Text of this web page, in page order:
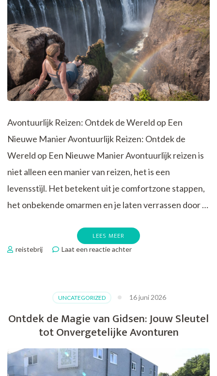
Hoge
Noorden
Avontuurlijk Reizen: Ontdek de Wereld op Een
Nieuwe Manier Avontuurlijk Reizen: Ontdek de
Wereld op Een Nieuwe Manier Avontuurlijk reizen is
niet alleen een manier van reizen, het is een
levensstijl. Het betekent uit je comfortzone stappen,
het onbekende omarmen en je laten verrassen door …
LEES MEER
reistebrij Laat een reactie achterop
Avontuurlijk
Verken
de
op
Jouw
Eigen
UNCATEGORIZED 16 juni 2026
Ontdek de Magie van Gidsen: Jouw Sleutel
tot Onvergetelijke Avonturen